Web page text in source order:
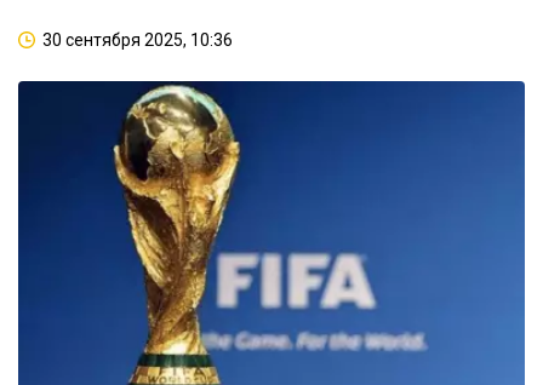
30 сентября 2025, 10:36